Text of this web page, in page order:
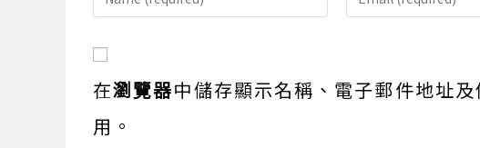
your
or
username
to
your
to
在瀏覽器中儲存顯示名稱、電子郵件地址
用。